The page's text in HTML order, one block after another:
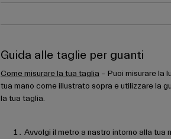
Guida alle taglie per guanti
Come misurare la tua taglia – Puoi misurare la
tua mano come illustrato sopra e utilizzare la
la tua taglia.
Avvolgi il metro a nastro intorno alla tua